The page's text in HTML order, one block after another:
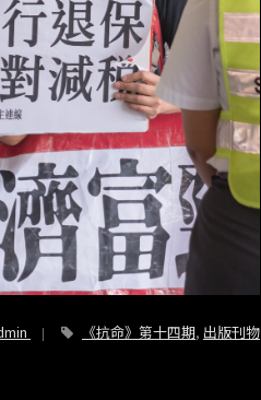
《抗命》第十四期, 出版刊物